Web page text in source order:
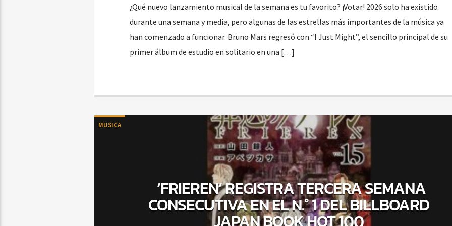
¿Qué nuevo lanzamiento musical de la semana es tu favorito? ¡Votar! 2026 solo ha existido
durante una semana y media, pero algunas de las estrellas más importantes de la música ya
han comenzado a funcionar. Bruno Mars regresó con “I Just Might”, el sencillo principal de su
primer álbum de estudio en solitario en una […]
MUSICA
‘FRIEREN’ REGISTRA TERCERA SEMANA
CONSECUTIVA EN EL N.° 1 DEL BILLBOARD